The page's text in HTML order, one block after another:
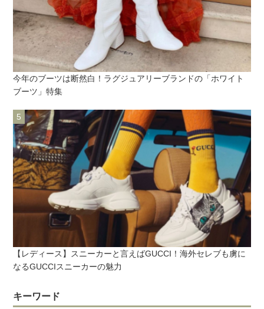
今年のブーツは断然白！ラグジュアリーブランドの「ホワイト
ブーツ」特集
【レディース】スニーカーと言えばGUCCI！海外セレブも虜に
なるGUCCIスニーカーの魅力
キーワード